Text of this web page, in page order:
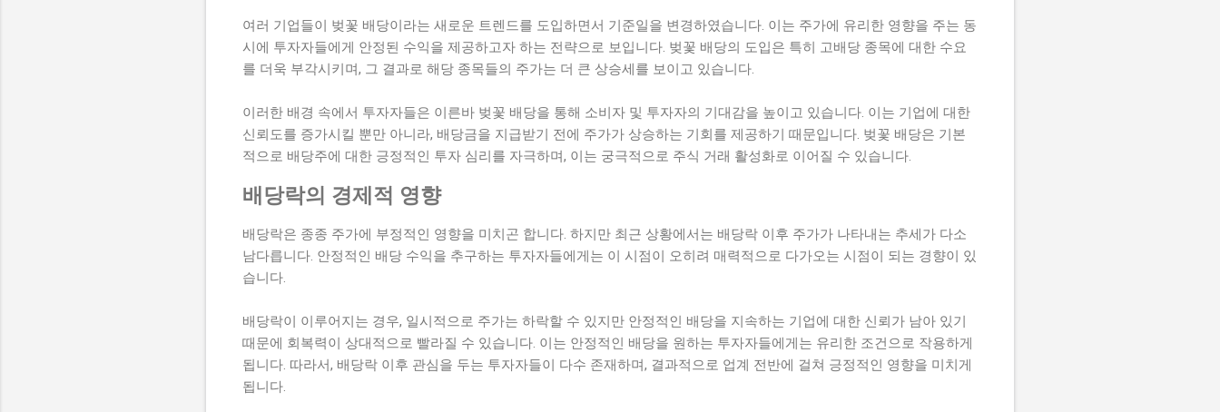
여러 기업들이 벚꽃 배당이라는 새로운 트렌드를 도입하면서 기준일을 변경하였습니다. 이는 주가에 유리한 영향을 주는 동
시에 투자자들에게 안정된 수익을 제공하고자 하는 전략으로 보입니다. 벚꽃 배당의 도입은 특히 고배당 종목에 대한 수요
를 더욱 부각시키며, 그 결과로 해당 종목들의 주가는 더 큰 상승세를 보이고 있습니다.
이러한 배경 속에서 투자자들은 이른바 벚꽃 배당을 통해 소비자 및 투자자의 기대감을 높이고 있습니다. 이는 기업에 대한
신뢰도를 증가시킬 뿐만 아니라, 배당금을 지급받기 전에 주가가 상승하는 기회를 제공하기 때문입니다. 벚꽃 배당은 기본
적으로 배당주에 대한 긍정적인 투자 심리를 자극하며, 이는 궁극적으로 주식 거래 활성화로 이어질 수 있습니다.
배당락의 경제적 영향
배당락은 종종 주가에 부정적인 영향을 미치곤 합니다. 하지만 최근 상황에서는 배당락 이후 주가가 나타내는 추세가 다소
남다릅니다. 안정적인 배당 수익을 추구하는 투자자들에게는 이 시점이 오히려 매력적으로 다가오는 시점이 되는 경향이 있
습니다.
배당락이 이루어지는 경우, 일시적으로 주가는 하락할 수 있지만 안정적인 배당을 지속하는 기업에 대한 신뢰가 남아 있기
때문에 회복력이 상대적으로 빨라질 수 있습니다. 이는 안정적인 배당을 원하는 투자자들에게는 유리한 조건으로 작용하게
됩니다. 따라서, 배당락 이후 관심을 두는 투자자들이 다수 존재하며, 결과적으로 업계 전반에 걸쳐 긍정적인 영향을 미치게
됩니다.